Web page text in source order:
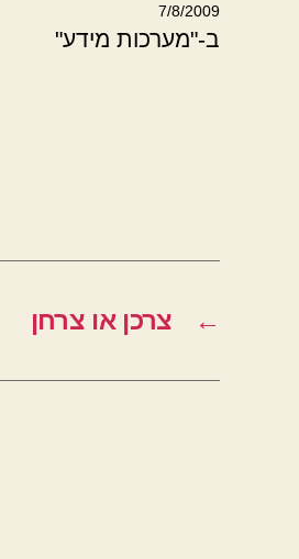
7/8/2009
ב-"מערכות מידע"
← צרכן או צרחן